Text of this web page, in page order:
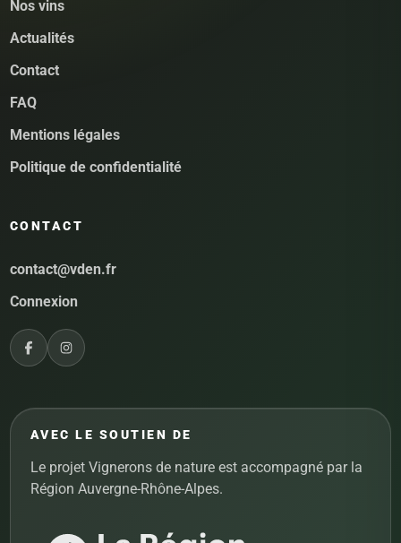
Nos vins
Actualités
Contact
FAQ
Mentions légales
Politique de confidentialité
CONTACT
contact@vden.fr
Connexion
AVEC LE SOUTIEN DE
Le projet Vignerons de nature est accompagné par la
Région Auvergne-Rhône-Alpes.